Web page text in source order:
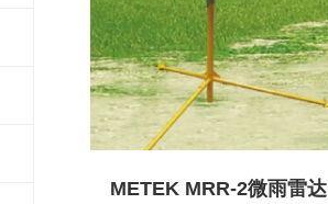
METEK MRR-2微雨雷达